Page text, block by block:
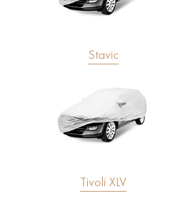
Stavic
Tivoli XLV